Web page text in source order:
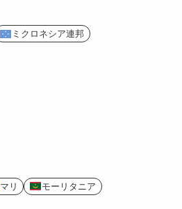
ミクロネシア連邦
マリ モーリタニア